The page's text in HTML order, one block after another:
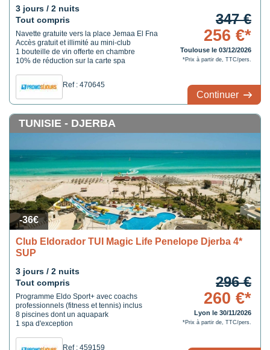
3 jours / 2 nuits
Tout compris
Navette gratuite vers la place Jemaa El Fna
Accès gratuit et illimité au mini-club
1 bouteille de vin offerte en chambre
10% de réduction sur la carte spa
Ref : 470645
347 €
256 €*
Toulouse le 03/12/2026
*Prix à partir de, TTC/pers.
Continuer
-36€
TUNISIE - DJERBA
Club Eldorador TUI Magic Life Penelope Djerba 4*
SUP
3 jours / 2 nuits
Tout compris
Programme Eldo Sport+ avec coachs
professionnels (fitness et tennis) inclus
8 piscines dont un aquapark
1 spa d'exception
Ref : 459159
296 €
260 €*
Lyon le 30/11/2026
*Prix à partir de, TTC/pers.